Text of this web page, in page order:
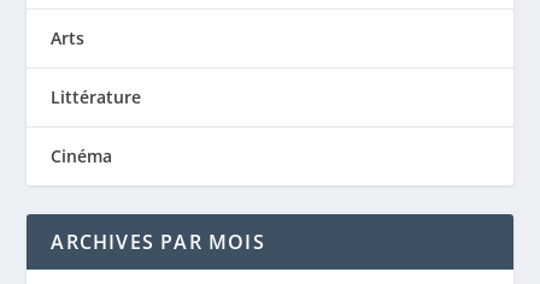
Arts
Littérature
Cinéma
ARCHIVES PAR MOIS